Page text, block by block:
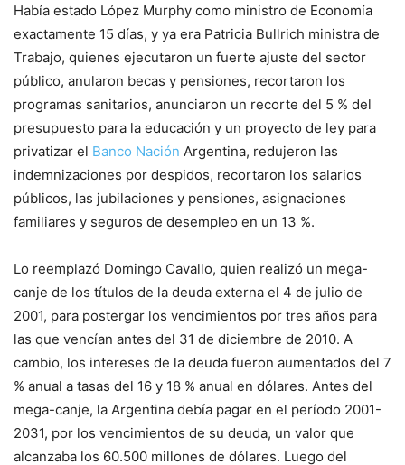
Había estado López Murphy como ministro de Economía
exactamente 15 días, y ya era Patricia Bullrich ministra de
Trabajo, quienes ejecutaron un fuerte ajuste del sector
público, anularon becas y pensiones, recortaron los
programas sanitarios, anunciaron un recorte del 5 % del
presupuesto para la educación y un proyecto de ley para
privatizar el Banco Nación Argentina, redujeron las
indemnizaciones por despidos, recortaron los salarios
públicos, las jubilaciones y pensiones, asignaciones
familiares y seguros de desempleo en un 13 %.
Lo reemplazó Domingo Cavallo, quien realizó un mega-
canje de los títulos de la deuda externa el 4 de julio de
2001, para postergar los vencimientos por tres años para
las que vencían antes del 31 de diciembre de 2010. A
cambio, los intereses de la deuda fueron aumentados del 7
% anual a tasas del 16 y 18 % anual en dólares. Antes del
mega-canje, la Argentina debía pagar en el período 2001-
2031, por los vencimientos de su deuda, un valor que
alcanzaba los 60.500 millones de dólares. Luego del